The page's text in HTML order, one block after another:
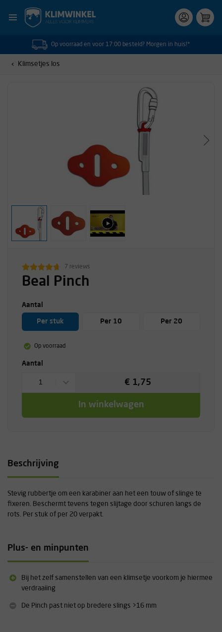
Op voorraad en voor 17:00 besteld? Morgen in huis!*
Klimsetjes los
7 reviews
Beal Pinch
Aantal
Per stuk Per 10 Per 20
Op voorraad
Aantal
1 € 1,75
In winkelwagen
Beschrijving
Stevig rubbertje om een karabiner aan het een touw of slinge te
fixeren. Beschermt tevens tegen slijtage door schuren langs de
rots. Per stuk of per 20 verpakt.
Plus- en minpunten
Bij het zelf samenstellen van een klimsetje voorkom je hiermee
verdraaiing
De Pinch past niet op bredere slings >16 mm